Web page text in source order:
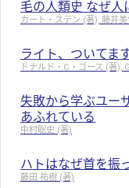
毛の人類史 なぜ人
カート・ステン (著), 藤井
ライト、ついてま
ドナルド・C・ゴース (著),
失敗から学ぶユー
あふれている
中村聡史 (著)
ハトはなぜ首を振
藤田 祐樹 (著)